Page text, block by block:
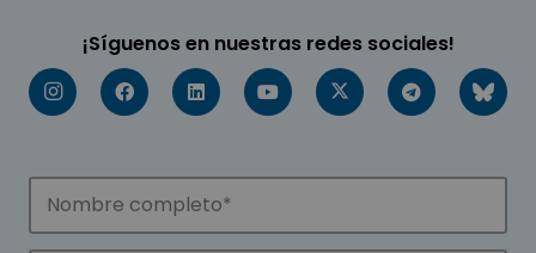
¡Síguenos en nuestras redes sociales!